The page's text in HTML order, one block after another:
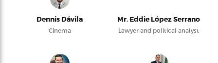
Dennis Dávila
Cinema
Mr. Eddie López Serrano
Lawyer and political analyst